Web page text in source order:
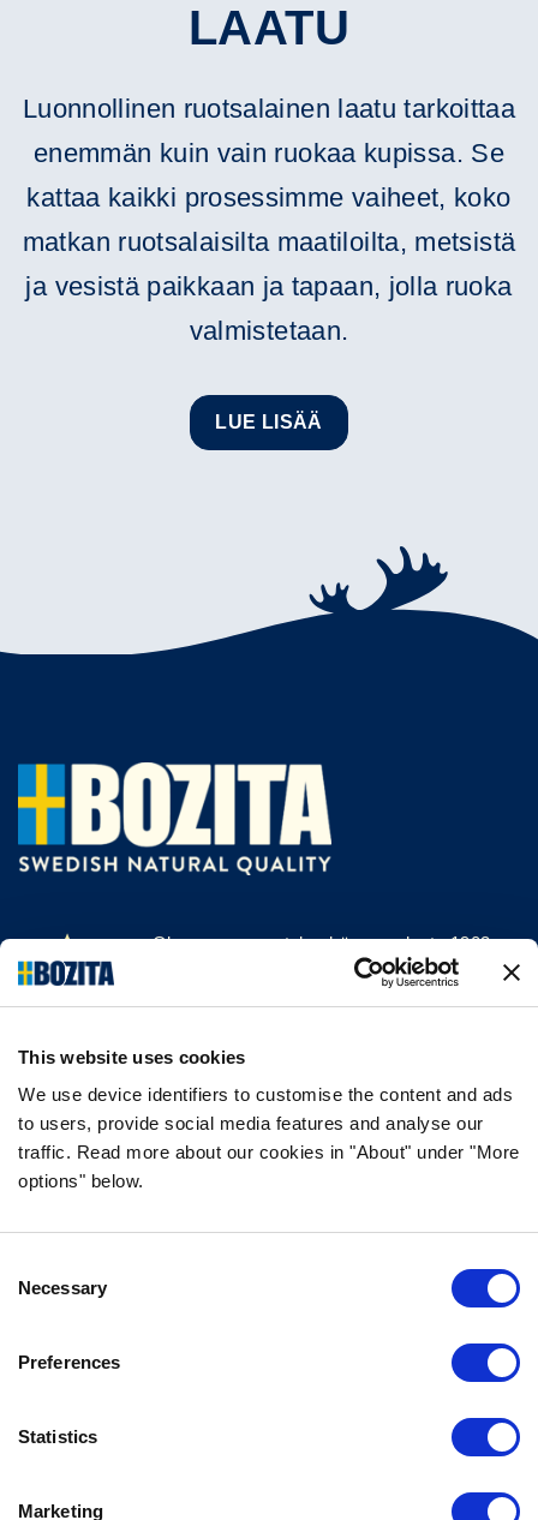
This website uses cookies
We use device identifiers to customise the content and ads
to users, provide social media features and analyse our
traffic. Read more about our cookies in "About" under "More
options" below.
Selection
Necessary
Preferences
Statistics
Marketing
LAATU
Luonnollinen ruotsalainen laatu tarkoittaa
enemmän kuin vain ruokaa kupissa. Se
kattaa kaikki prosessimme vaiheet, koko
matkan ruotsalaisilta maatiloilta, metsistä
ja vesistä paikkaan ja tapaan, jolla ruoka
valmistetaan.
LUE LISÄÄ
Olemme menestyksekäs, vuodesta 1903
saakka kissan- ja koiranruokaa valmistava
yritys Vårgårdasta, Ruotsista. Pidämme
Teemme koiran- ja kissanruokaa
korkealaatuisista ainesosista ja ilman
tarpeettomia lisäaineita.
USEIN KYSYTYT KYSYMYKSET